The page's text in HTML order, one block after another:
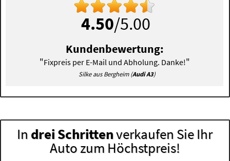
4.50/5.00
Kundenbewertung:
"Fixpreis per E-Mail und Abholung. Danke!"
Silke aus Bergheim (Audi A3)
In drei Schrittenverkaufen Sie Ihr
Auto zum Höchstpreis!